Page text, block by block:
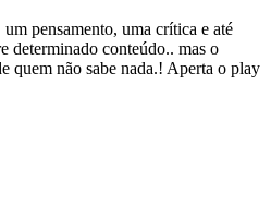
pensamento, uma crítica e até
determinado conteúdo.. mas o
quem não sabe nada.! Aperta o play